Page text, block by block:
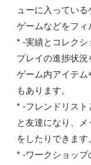
ューに入ってい
ゲームなどをフィ
* -実績とコレクシ
プレイの進捗状況
ゲーム内アイテ
もあります。
* -フレンドリスト
と友達になり、
をしたりできます
* -ワークショップ